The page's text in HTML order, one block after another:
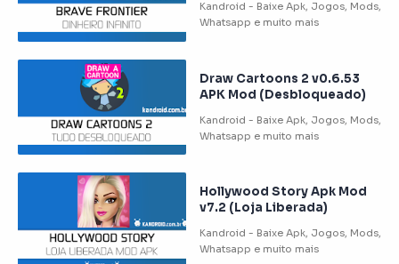
Draw Cartoons 2 v0.6.53
APK Mod (Desbloqueado)
Hollywood Story Apk Mod
v7.2 (Loja Liberada)